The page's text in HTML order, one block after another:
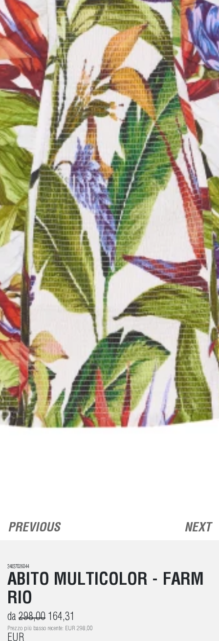
PREVIOUS NEXT
34837026044
ABITO MULTICOLOR - FARM
RIO
da 298,00 164,31
Prezzo più basso recente: EUR 298,00
EUR